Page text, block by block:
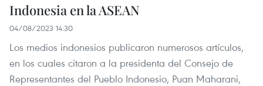
Indonesia en la ASEAN
04/08/2023 14:30
Los medios indonesios publicaron numerosos artículos,
en los cuales citaron a la presidenta del Consejo de
Representantes del Pueblo Indonesio, Puan Maharani,